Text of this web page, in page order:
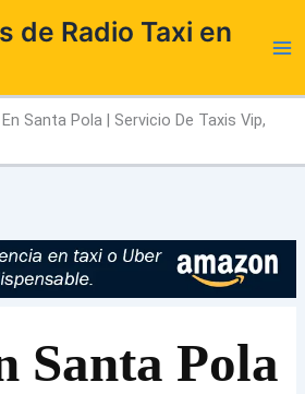
de Radio Taxi en
Santa Pola | Servicio De Taxis Vip,
Santa Pola